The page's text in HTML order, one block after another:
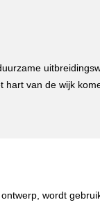
van de wijk
wordt